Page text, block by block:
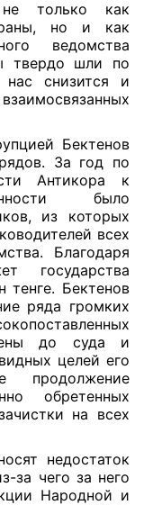
только как
но и как
ведомства
твердо шли по
нас снизится и
Бектенов
За год по
Антикора к
было
из которых
всех
Благодаря
государства
тенге. Бектенов
ряда громких
до суда и
целей его
продолжение
обретенных
на всех
недостаток
за чего за него
Народной и